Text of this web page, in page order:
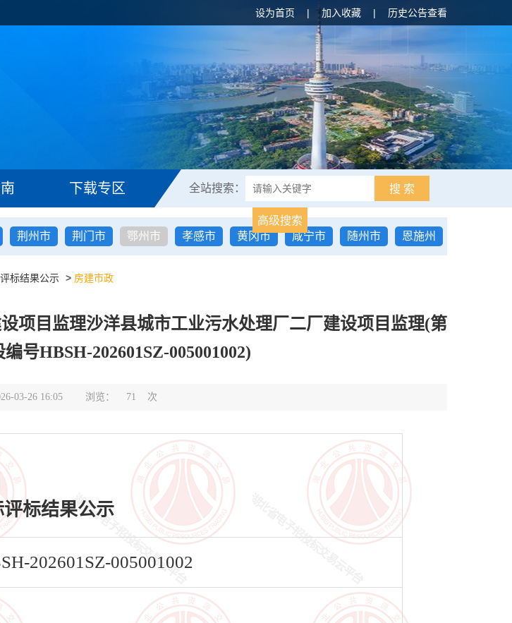
设为首页 | 加入收藏 | 历史公告查看
下载专区 全站搜索： 搜 索
高级搜索
荆州市 荆门市 鄂州市 孝感市 黄冈市 咸宁市 随州市
恩施州
评标结果公示 > 房建市政
项目监理沙洋县城市工业污水处理厂二厂建设项目监理(第
号HBSH-202601SZ-005001002)
03-26 16:05 浏览： 71 次
标结果公示
202601SZ-005001002